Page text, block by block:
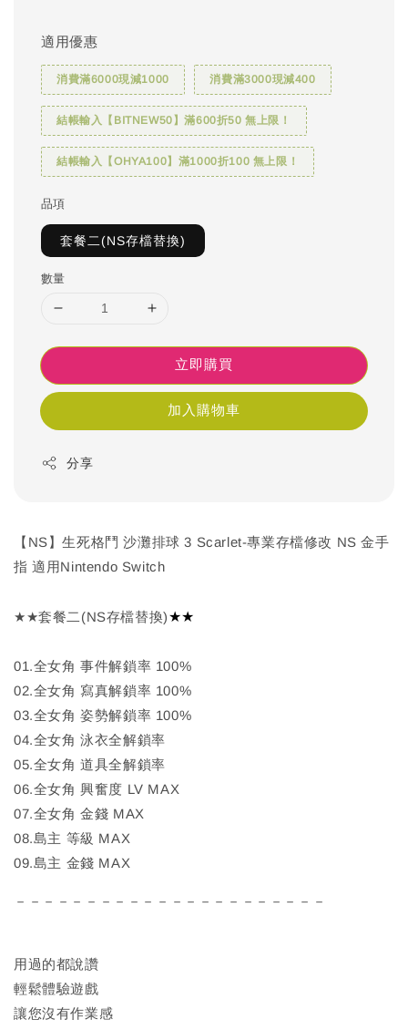
適用優惠
消費滿6000現減1000 消費滿3000現減400
結帳輸入【BITNEW50】滿600折50 無上限！
結帳輸入【OHYA100】滿1000折100 無上限！
品項
套餐二(NS存檔替換)
數量
立即購買
加入購物車
分享
【NS】生死格鬥 沙灘排球 3 Scarlet-專業存檔修改 NS 金手
指 適用Nintendo Switch
★★套餐二(NS存檔替換)★★
01.全女角 事件解鎖率 100%
02.全女角 寫真解鎖率 100%
03.全女角 姿勢解鎖率 100%
04.全女角 泳衣全解鎖率
05.全女角 道具全解鎖率
06.全女角 興奮度 LV MAX
07.全女角 金錢 MAX
08.島主 等級 MAX
09.島主 金錢 MAX
－－－－－－－－－－－－－－－－－－－－－－
用過的都說讚
輕鬆體驗遊戲
讓您沒有作業感